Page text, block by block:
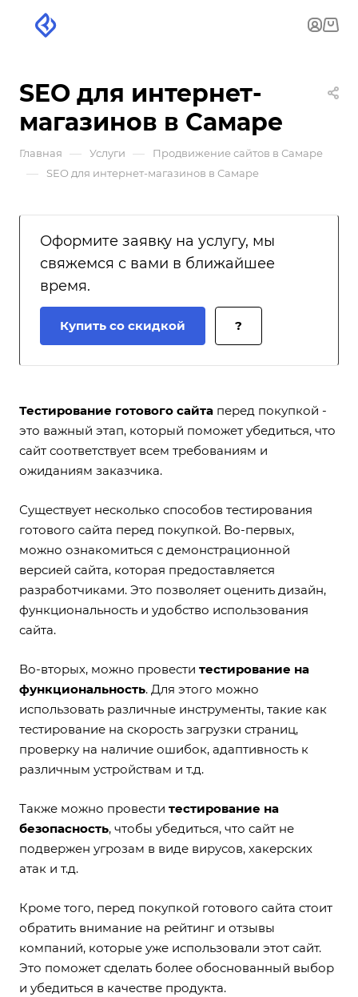
SEO для интернет-
магазинов в Самаре
Главная — Услуги — Продвижение сайтов в Самаре
— SEO для интернет-магазинов в Самаре
Оформите заявку на услугу, мы
свяжемся с вами в ближайшее
время.
Купить со скидкой ?
Тестирование готового сайта перед покупкой -
это важный этап, который поможет убедиться, что
сайт соответствует всем требованиям и
ожиданиям заказчика.
Существует несколько способов тестирования
готового сайта перед покупкой. Во-первых,
можно ознакомиться с демонстрационной
версией сайта, которая предоставляется
разработчиками. Это позволяет оценить дизайн,
функциональность и удобство использования
сайта.
Во-вторых, можно провести тестирование на
функциональность. Для этого можно
использовать различные инструменты, такие как
тестирование на скорость загрузки страниц,
проверку на наличие ошибок, адаптивность к
различным устройствам и т.д.
Также можно провести тестирование на
безопасность, чтобы убедиться, что сайт не
подвержен угрозам в виде вирусов, хакерских
атак и т.д.
Кроме того, перед покупкой готового сайта стоит
обратить внимание на рейтинг и отзывы
компаний, которые уже использовали этот сайт.
Это поможет сделать более обоснованный выбор
и убедиться в качестве продукта.